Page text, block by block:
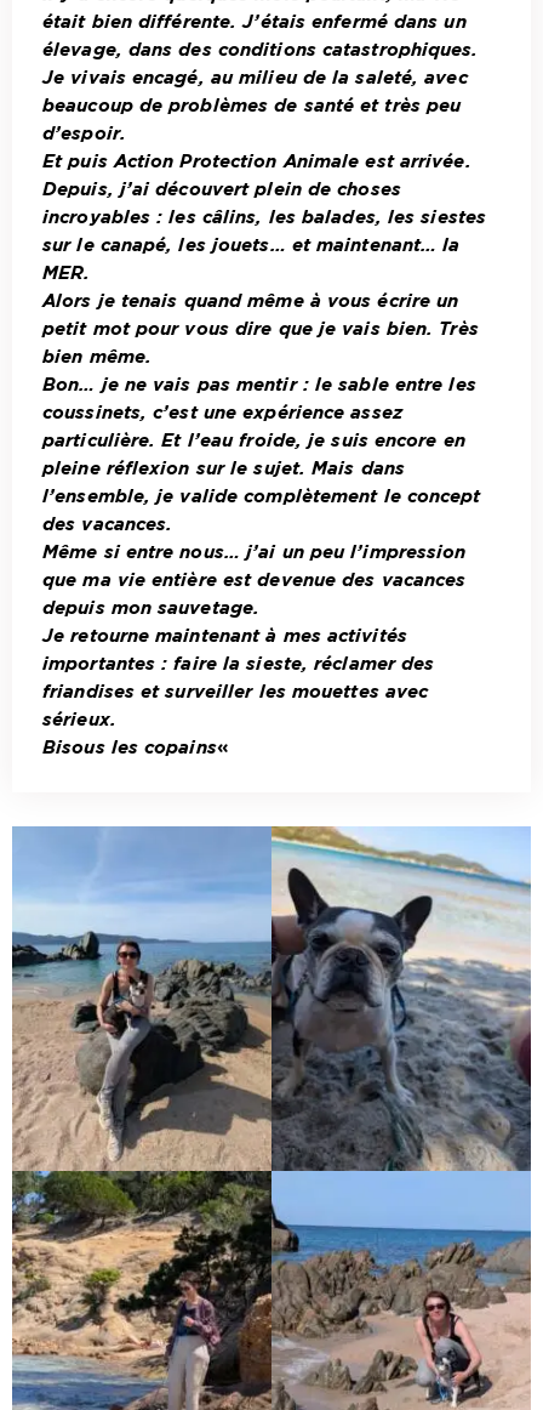
était bien différente. J’étais enfermé dans un
élevage, dans des conditions catastrophiques.
Je vivais encagé, au milieu de la saleté, avec
beaucoup de problèmes de santé et très peu
d’espoir.
Et puis Action Protection Animale est arrivée.
Depuis, j’ai découvert plein de choses
incroyables : les câlins, les balades, les siestes
sur le canapé, les jouets… et maintenant… la
MER.
Alors je tenais quand même à vous écrire un
petit mot pour vous dire que je vais bien. Très
bien même.
Bon… je ne vais pas mentir : le sable entre les
coussinets, c’est une expérience assez
particulière. Et l’eau froide, je suis encore en
pleine réflexion sur le sujet. Mais dans
l’ensemble, je valide complètement le concept
des vacances.
Même si entre nous… j’ai un peu l’impression
que ma vie entière est devenue des vacances
depuis mon sauvetage.
Je retourne maintenant à mes activités
importantes : faire la sieste, réclamer des
friandises et surveiller les mouettes avec
sérieux.
Bisous les copains«